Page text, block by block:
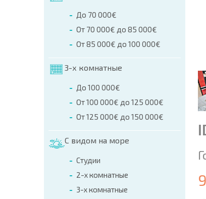
До 70 000€
От 70 000€ до 85 000€
От 85 000€ до 100 000€
3-х комнатные
До 100 000€
От 100 000€ до 125 000€
От 125 000€ до 150 000€
С видом на море
Студии
2-х комнатные
3-х комнатные